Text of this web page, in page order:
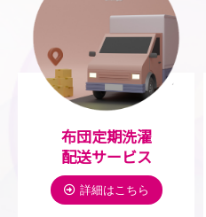
布団定期洗濯
配送サービス
詳細はこちら